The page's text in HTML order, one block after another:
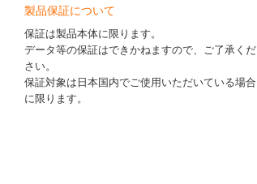
製品保証について
保証は製品本体に限ります。
データ等の保証はできかねますので、ご了承くだ
さい。
保証対象は日本国内でご使用いただいている場合
に限ります。